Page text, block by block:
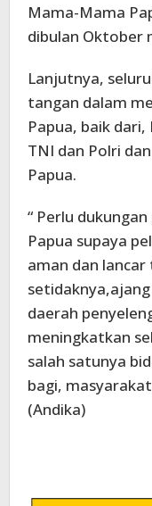
Mama-Mama
dibulan Oktober
Lanjutnya,
tangan dalam
Papua, baik
TNI dan Polri
Papua.
“ Perlu
Papua supaya
aman dan
daerah
meningkatkan
salah satunya
bagi,
(Andika)